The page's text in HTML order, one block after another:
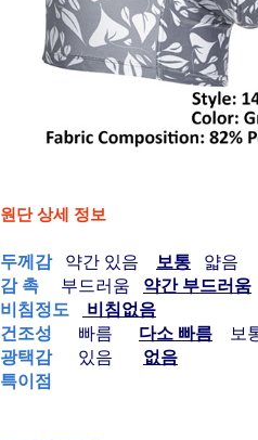
원단 상세 정보
두께감 약간 있음 보통 얇음
감 촉
부드러움 약간 부드러움
비침정도
비침없음
건조성 빠름 다소 빠름
보
광택감 있음 없음
특이점